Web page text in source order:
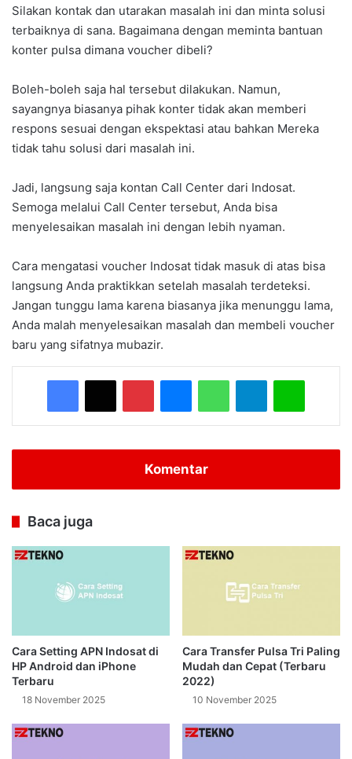
Silakan kontak dan utarakan masalah ini dan minta solusi
terbaiknya di sana. Bagaimana dengan meminta bantuan
konter pulsa dimana voucher dibeli?
Boleh-boleh saja hal tersebut dilakukan. Namun,
sayangnya biasanya pihak konter tidak akan memberi
respons sesuai dengan ekspektasi atau bahkan Mereka
tidak tahu solusi dari masalah ini.
Jadi, langsung saja kontan Call Center dari Indosat.
Semoga melalui Call Center tersebut, Anda bisa
menyelesaikan masalah ini dengan lebih nyaman.
Cara mengatasi voucher Indosat tidak masuk di atas bisa
langsung Anda praktikkan setelah masalah terdeteksi.
Jangan tunggu lama karena biasanya jika menunggu lama,
Anda malah menyelesaikan masalah dan membeli voucher
baru yang sifatnya mubazir.
Facebook
X PinterestMessengerWhatsAppTelegramLine
Komentar
Baca juga
Cara Setting APN Indosat di
HP Android dan iPhone
Terbaru
18 November 2025
Cara Transfer Pulsa Tri Paling
Mudah dan Cepat (Terbaru
2022)
10 November 2025